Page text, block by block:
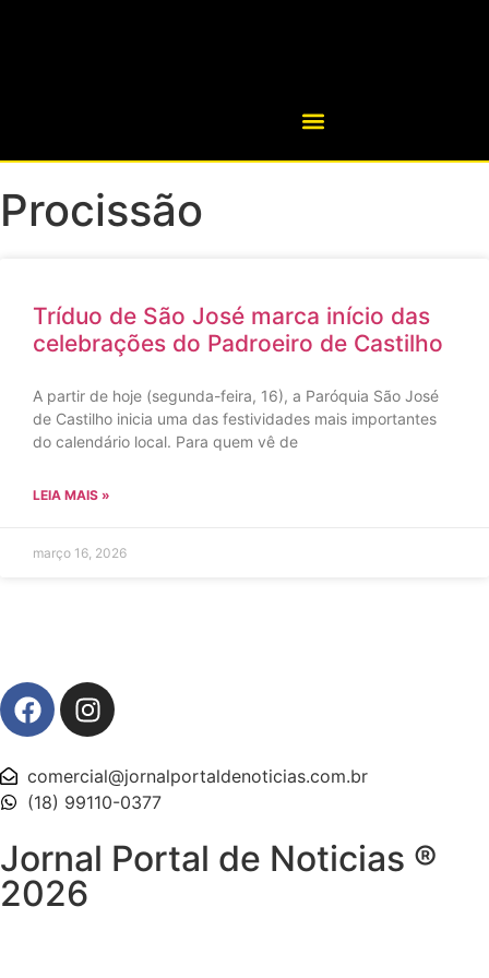
Procissão
Tríduo de São José marca início das
celebrações do Padroeiro de Castilho
A partir de hoje (segunda-feira, 16), a Paróquia São José
de Castilho inicia uma das festividades mais importantes
do calendário local. Para quem vê de
LEIA MAIS »
março 16, 2026
comercial@jornalportaldenoticias.com.br
(18) 99110-0377
Jornal Portal de Noticias ®
2026